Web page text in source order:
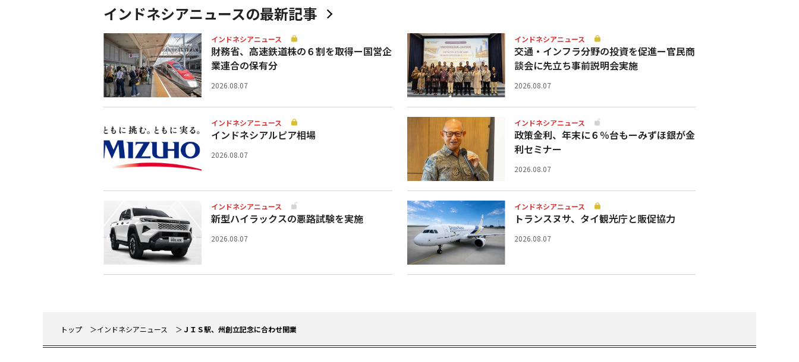
インドネシアニュースの最新記事
インドネシアニュース
財務省、高速鉄道株の６割を取得ー国営企
業連合の保有分
2026.08.07
インドネシアニュース
交通・インフラ分野の投資を促進ー官民商
談会に先立ち事前説明会実施
2026.08.07
インドネシアニュース
インドネシアルピア相場
2026.08.07
インドネシアニュース
政策金利、年末に６％台もーみずほ銀が金
利セミナー
2026.08.07
インドネシアニュース
新型ハイラックスの悪路試験を実施
2026.08.07
インドネシアニュース
トランスヌサ、タイ観光庁と販促協力
2026.08.07
トップ インドネシアニュース ＪＩＳ駅、州創立記念に合わせ開業